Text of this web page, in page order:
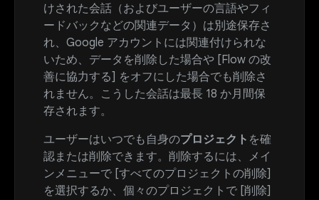
けされた会話（およびユーザーの言語やフィ
ードバックなどの関連データ）は別途保存さ
れ、Google アカウントには関連付けられな
いため、データを削除した場合や [Flow の改
善に協力する] をオフにした場合でも削除さ
れません。こうした会話は最長 18 か月間保
存されます。
ユーザーはいつでも自身のプロジェクト を確
認または削除できます。削除するには、メイ
ンメニューで [すべてのプロジェクトの削除]
を選択するか、個々のプロジェクトで [削除]